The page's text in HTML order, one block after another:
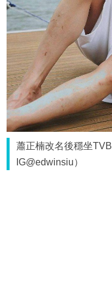
蕭正楠改名後穩坐
IG@edwinsiu）